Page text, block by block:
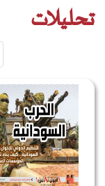
تحليلات